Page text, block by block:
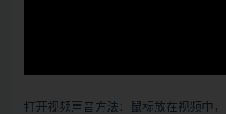
打开视频声音方法：鼠标放在视频中